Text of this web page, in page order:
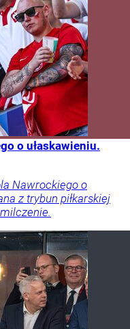
o ułaskawieniu.
Nawrockiego o
z trybun piłkarskiej